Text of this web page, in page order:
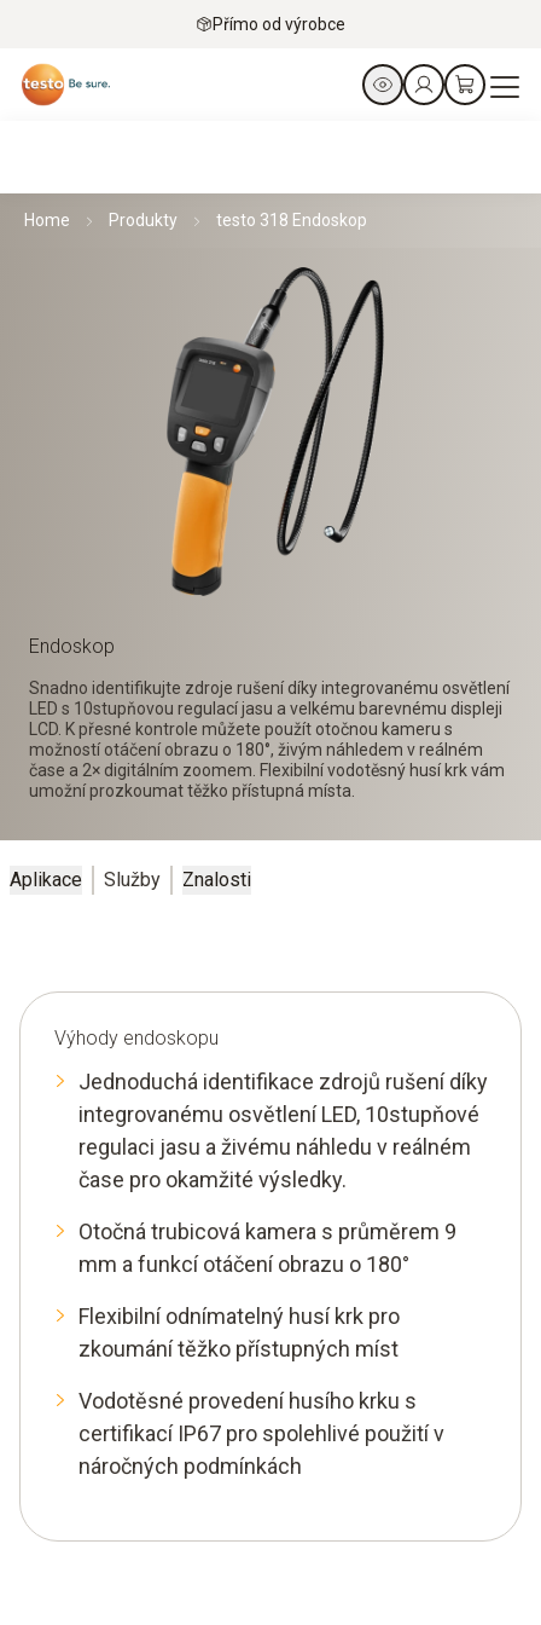
Přímo od výrobce
Home Produkty testo 318 Endoskop
Endoskop
Snadno identifikujte zdroje rušení díky integrovanému osvětlení
LED s 10stupňovou regulací jasu a velkému barevnému displeji
LCD. K přesné kontrole můžete použít otočnou kameru s
možností otáčení obrazu o 180°, živým náhledem v reálném
čase a 2× digitálním zoomem. Flexibilní vodotěsný husí krk vám
umožní prozkoumat těžko přístupná místa.
Aplikace Služby Znalosti
Výhody endoskopu
Jednoduchá identifikace zdrojů rušení díky
integrovanému osvětlení LED, 10stupňové
regulaci jasu a živému náhledu v reálném
čase pro okamžité výsledky.
Otočná trubicová kamera s průměrem 9
mm a funkcí otáčení obrazu o 180°
Flexibilní odnímatelný husí krk pro
zkoumání těžko přístupných míst
Vodotěsné provedení husího krku s
certifikací IP67 pro spolehlivé použití v
náročných podmínkách